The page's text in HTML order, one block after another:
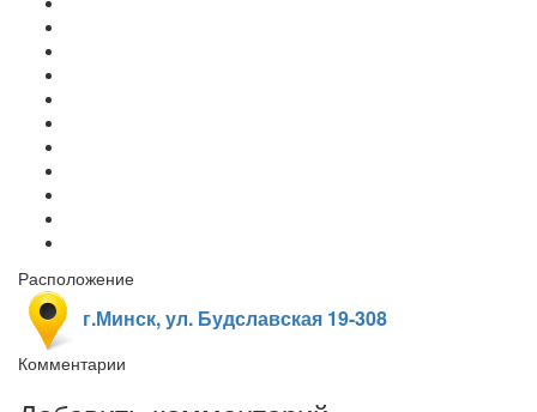
Расположение
г.Минск, ул. Будславская 19-308
Комментарии